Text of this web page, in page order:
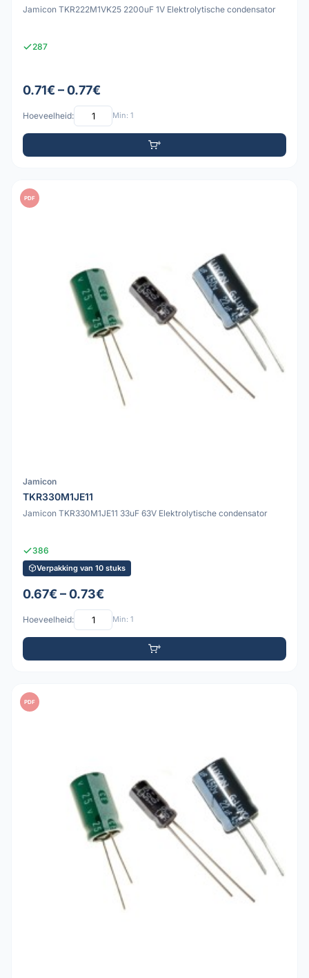
Jamicon TKR222M1VK25 2200uF 1V Elektrolytische condensator
287
0.71€ – 0.77€
Hoeveelheid: Min: 1
PDF
Jamicon
TKR330M1JE11
Jamicon TKR330M1JE11 33uF 63V Elektrolytische condensator
386
Verpakking van 10 stuks
0.67€ – 0.73€
Hoeveelheid: Min: 1
PDF